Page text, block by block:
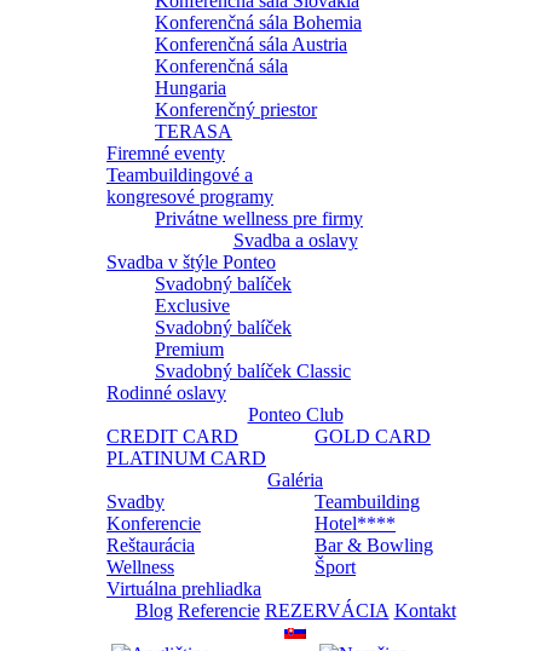
Konferenčná sála Bohemia
Konferenčná sála Austria
Konferenčná sála
Hungaria
Konferenčný priestor
TERASA
Firemné eventy
Teambuildingové a
kongresové programy
Privátne wellness pre firmy
Svadba a oslavy
Svadba v štýle Ponteo
Svadobný balíček
Exclusive
Svadobný balíček
Premium
Svadobný balíček Classic
Rodinné oslavy
Ponteo Club
CREDIT CARD
GOLD CARD
PLATINUM CARD
Galéria
Svadby
Teambuilding
Konferencie
Hotel****
Reštaurácia
Bar & Bowling
Wellness
Šport
Virtuálna prehliadka
Blog Referencie REZERVÁCIA Kontakt